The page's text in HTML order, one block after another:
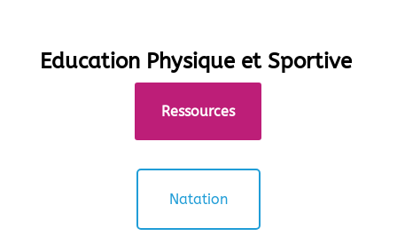
Education Physique et Sportive
Ressources
Natation